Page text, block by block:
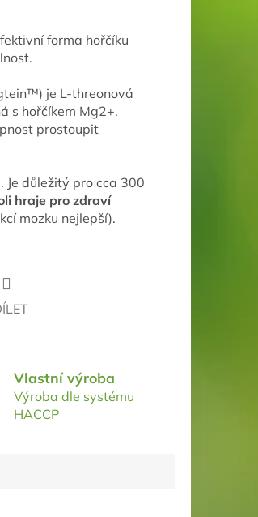
forma hořčíku
je L-threonová
s hořčíkem Mg2+.
prostoupit
Je důležitý pro cca 300
hraje pro zdraví
mozku nejlepší).
Vlastní výroba
Výroba dle systému
HACCP